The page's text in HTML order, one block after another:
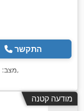
התקשר
מצב:,
מודעה קטנה